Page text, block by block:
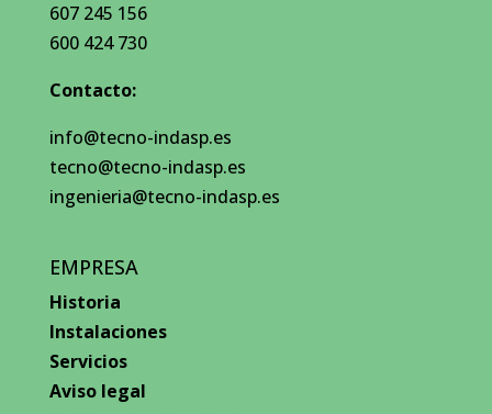
607 245 156
600 424 730
Contacto:
info@tecno-indasp.es
tecno@tecno-indasp.es
ingenieria@tecno-indasp.es
EMPRESA
Historia
Instalaciones
Servicios
Aviso legal